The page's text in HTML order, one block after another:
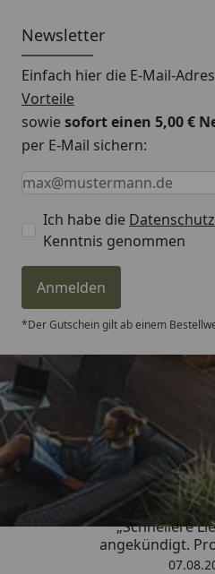
Newsletter
Einfach hier die E-Mail-
Vorteile
sowiesofort einen 5,00 €
per E-Mail sichern:
Keine Eingabe erforderlich
Eingabe erforderlich
E-Mail *
Ich habe die
Kenntnis genommen
Anmelden
*Der Gutschein gilt ab einem
Trusted
„Schnellere
angekündigt.